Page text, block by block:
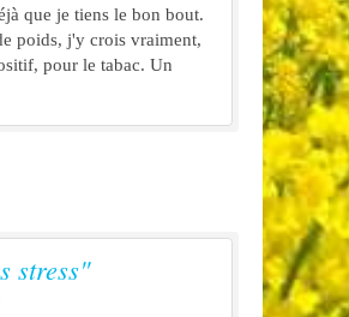
que je tiens le bon bout.
poids, j'y crois vraiment,
pour le tabac. Un
stress"